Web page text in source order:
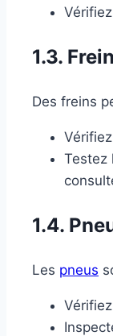
1.3.
Des freins
Testez
1.4.
Les pneus